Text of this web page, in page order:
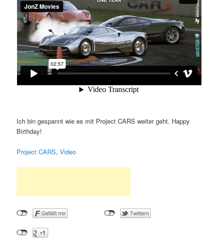
Ich bin gespannt wie es mit Project CARS weiter geht. Happy
Birthday!
Project CARS,Video